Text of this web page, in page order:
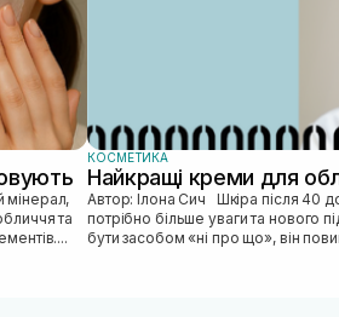
та
КОСМЕТИКА
Найкращі креми для
Автор: Ілона Сич Шкіра після 40 досі красива та молода, просто їй
потрібно більше уваги та нового
бути засобом «ні про що», він